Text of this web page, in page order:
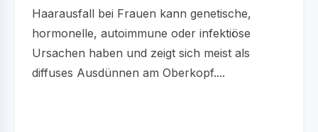
Haarausfall bei Frauen kann genetische,
hormonelle, autoimmune oder infektiöse
Ursachen haben und zeigt sich meist als
diffuses Ausdünnen am Oberkopf....